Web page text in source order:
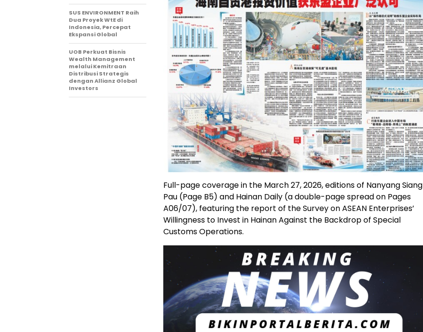
Full-page coverage in the March 27, 2026, editions of Nanyang Siang
Pau (Page B5) and Hainan Daily (a double-page spread on Pages
A06/07), featuring the report of the Survey on ASEAN Enterprises’
Willingness to Invest in Hainan Against the Backdrop of Special
Customs Operations.
SUS ENVIRONMENT Raih
Dua Proyek WtE di
Indonesia, Percepat
Ekspansi Global
UOB Perkuat Bisnis
Wealth Management
melalui Kemitraan
Distribusi Strategis
dengan Allianz Global
Investors